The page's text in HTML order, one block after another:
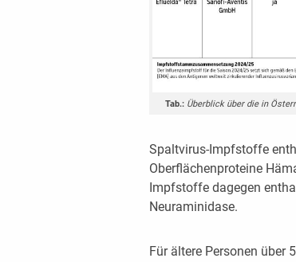
Tab.: Überblick über die in
Spaltvirus-Impfstoffe
Oberflächenproteine
Impfstoffe dagegen
Neuraminidase.
Für ältere Personen über